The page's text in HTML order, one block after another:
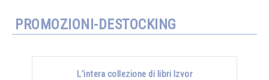
PROMOZIONI-DESTOCKING
L'intera collezione di libri Izvor